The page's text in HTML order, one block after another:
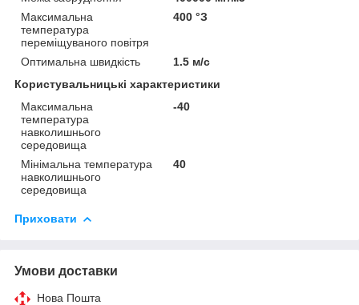
Максимальна
температура
переміщуваного повітря
400 °З
Оптимальна швидкість
1.5 м/с
Користувальницькі характеристики
Максимальна
температура
навколишнього
середовища
-40
Мінімальна температура
навколишнього
середовища
40
Приховати
Умови доставки
Нова Пошта